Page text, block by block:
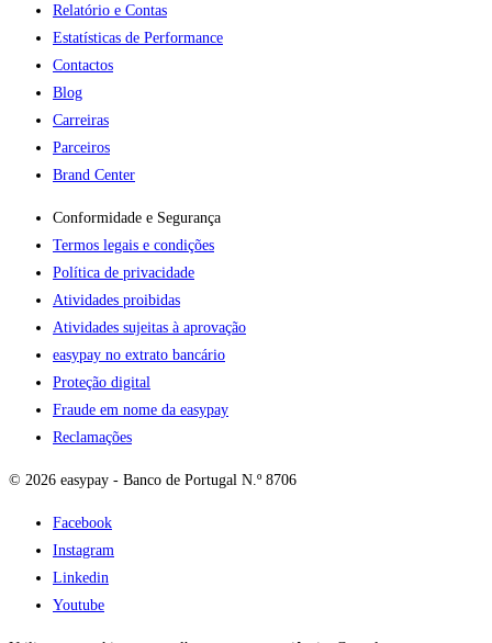
Relatório e Contas
Estatísticas de Performance
Contactos
Blog
Carreiras
Parceiros
Brand Center
Conformidade e Segurança
Termos legais e condições
Política de privacidade
Atividades proibidas
Atividades sujeitas à aprovação
easypay no extrato bancário
Proteção digital
Fraude em nome da easypay
Reclamações
© 2026 easypay - Banco de Portugal N.º 8706
Facebook
Instagram
Linkedin
Youtube